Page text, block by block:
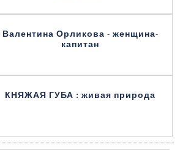
Валентина Орликова - женщина-
капитан
КНЯЖАЯ ГУБА : живая природа